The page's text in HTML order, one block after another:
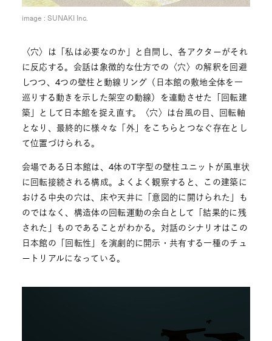
image : SUNAKI Inc.
〈穴〉は「私は必要なのか」と自問し、各アクターがそれ
に反応する。会話は象徴的な仕方での〈穴〉の解釈を回避
しつつ、4つの壁柱と動線リング（日本館の敷地全体を一
巡りする動きを示した架空の動線）を連動させた「回転建
築」として日本館を捉え直す。〈穴〉は台風の目、回転軸
となり、最終的に様々な「外」をこちらとつなぐ存在とし
て位置づけられる。
会場である日本館は、4体のT字型の壁柱ユニットが風車状
に回転接続される構成。よくよく観察すると、この建築に
おける中央の穴は、床や天井に「意図的に開けられた」も
のではなく、構造体の回転運動の余白として「結果的に残
された」ものであることがわかる。対話のシナリオはこの
日本館の「回転性」を演劇的に開示・共有する一種のチュ
ートリアルになっている。